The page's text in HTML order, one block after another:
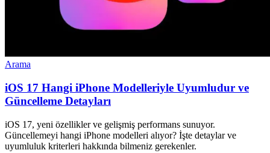
Arama
iOS 17 Hangi iPhone Modelleriyle Uyumludur ve
Güncelleme Detayları
iOS 17, yeni özellikler ve gelişmiş performans sunuyor.
Güncellemeyi hangi iPhone modelleri alıyor? İşte detaylar ve
uyumluluk kriterleri hakkında bilmeniz gerekenler.